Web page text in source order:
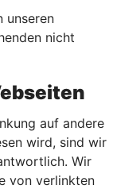
unseren
nicht
auf andere
wird, sind wir
Wir
von verlinkten